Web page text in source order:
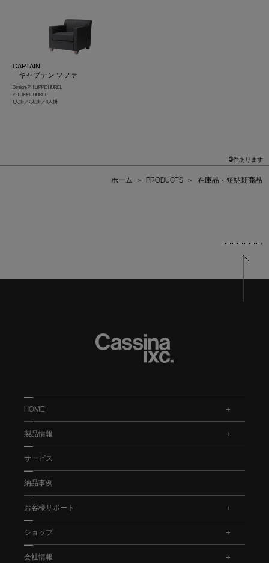
CAPTAIN
キャプテン ソファ
Design : PHILIPPE HUREL
PHILIPPE HUREL
1人掛／2人掛／3人掛
3件あります
ホーム > PRODUCTS > 在庫品・短納期商品
HOME
製品情報
サービス
納品事例
お客様サポート
ショップ
会社情報